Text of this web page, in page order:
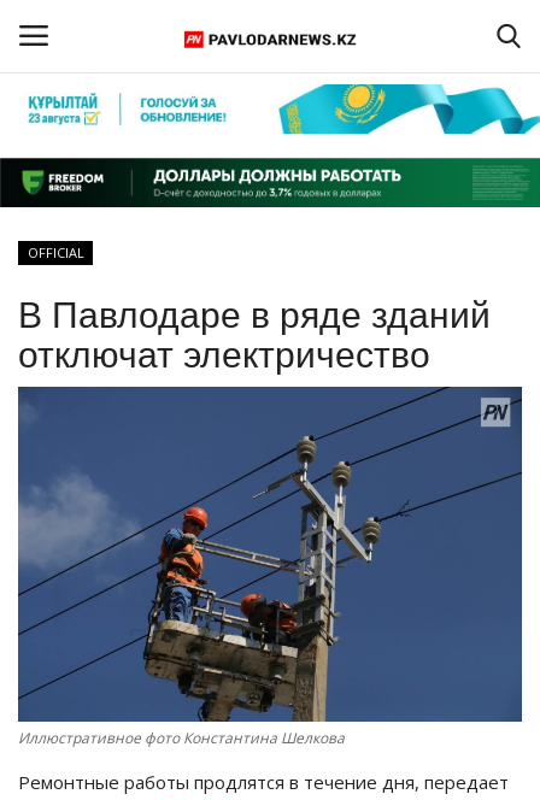
Регистрация
Главная
ПАВЛОДАРСКАЯ ОБЛАСТЬ
КАЗАХСТАН
СПЕЦПРОЕКТЫ
СПОРТ
Чек-лист
РАЗВЛЕЧЕНИЯ
OFFICIAL
В Павлодаре в ряде зданий
отключат электричество
Иллюстративное фото Константина Шелкова
Ремонтные работы продлятся в течение дня, передает